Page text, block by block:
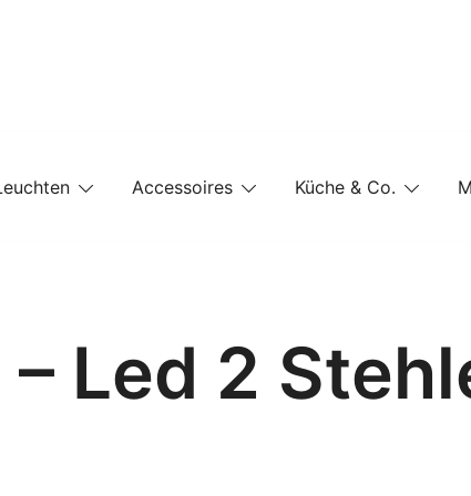
Accessoires Küche & Co.
Led 2